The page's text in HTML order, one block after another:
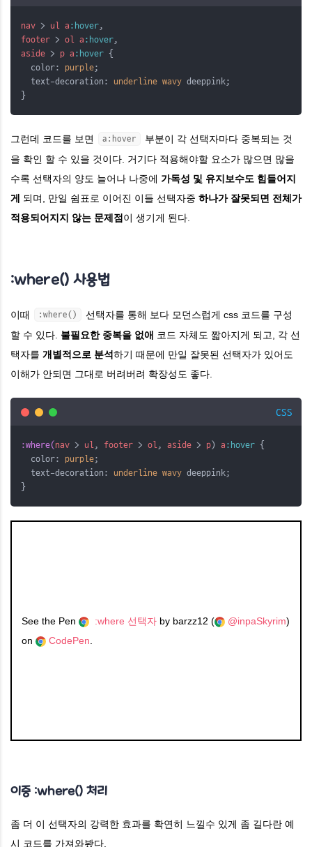
nav > ul a :hover,
footer > ol a :hover,
aside > p a :hover {
  color:
purple;
  text-decoration:
underline wavy deeppink;
}
그런데 코드를 보면 a:hover
부분이 각 선택자마다 중복되는 것
을 확인 할 수 있을 것이다. 거기다 적용해야할 요소가 많으면 많을
수록 선택자의 양도 늘어나 나중에 가독성 및 유지보수도 힘들어지
게 되며, 만일 쉼표로 이어진 이들 선택자중 하나가 잘못되면 전체가
적용되어지지 않는 문제점 이 생기게 된다.
:where() 사용법
이때 :where()
선택자를 통해 보다 모던스럽게 css 코드를 구성
할 수 있다. 불필요한 중복을 없애 코드 자체도 짧아지게 되고, 각 선
택자를 개별적으로 분석하기 때문에 만일 잘못된 선택자가 있어도
이해가 안되면 그대로 버려버려 확장성도 좋다.
CSS
:where( nav > ul, footer > ol, aside > p) a :hover {
  color:
purple;
  text-decoration:
underline wavy deeppink;
}
See the Pen :where 선택자 by barzz12 ( @inpaSkyrim)
on
CodePen.
이중 :where() 처리
좀 더 이 선택자의 강력한 효과를 확연히 느낄수 있게 좀 길다란 예
시 코드를 가져와봤다.